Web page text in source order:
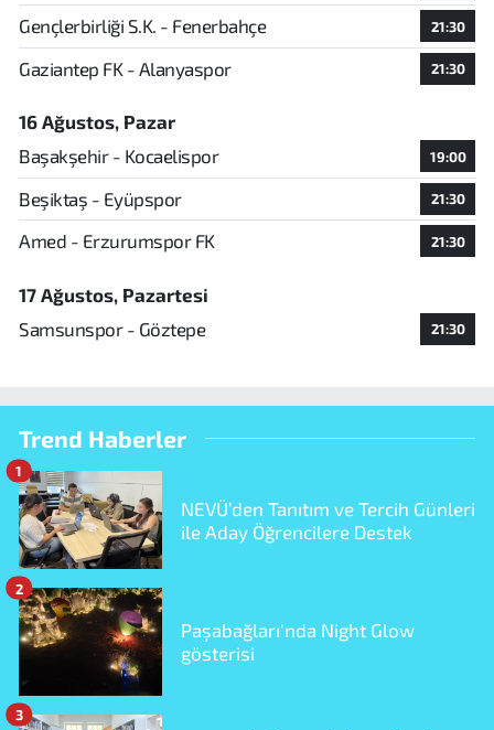
Gençlerbirliği S.K. - Fenerbahçe 21:30
Gaziantep FK - Alanyaspor 21:30
16 Ağustos, Pazar
Başakşehir - Kocaelispor
19:00
Beşiktaş - Eyüpspor 21:30
Amed - Erzurumspor FK 21:30
17 Ağustos, Pazartesi
Samsunspor - Göztepe
21:30
Trend Haberler
NEVÜ’den Tanıtım ve Tercih Günleri
ile Aday Öğrencilere Destek
1
Paşabağları'nda Night Glow
gösterisi
2
3